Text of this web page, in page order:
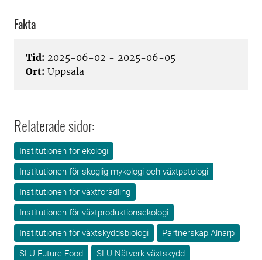
Fakta
Tid: 2025-06-02 - 2025-06-05
Ort: Uppsala
Relaterade sidor:
Institutionen för ekologi
Institutionen för skoglig mykologi och växtpatologi
Institutionen för växtförädling
Institutionen för växtproduktionsekologi
Institutionen för växtskyddsbiologi
Partnerskap Alnarp
SLU Future Food
SLU Nätverk växtskydd